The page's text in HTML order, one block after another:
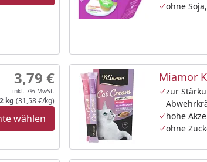
ohne
wählen
3,79 €
inkl. 7% MwSt.
kg (31,58 €/kg)
Miamor
zur
hohe
ohne